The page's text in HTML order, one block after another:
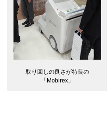
取り回しの良さが特長の
「Mobirex」